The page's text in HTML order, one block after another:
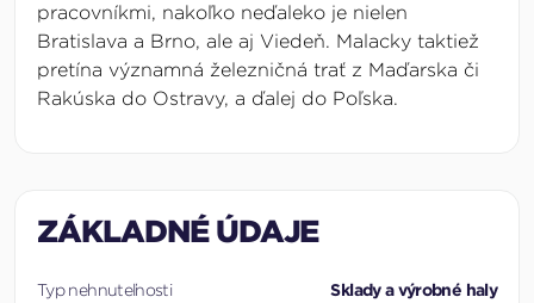
pracovníkmi, nakoľko neďaleko je nielen
Bratislava a Brno, ale aj Viedeň. Malacky taktiež
pretína významná železničná trať z Maďarska či
Rakúska do Ostravy, a ďalej do Poľska.
ZÁKLADNÉ ÚDAJE
Typ nehnuteľnosti Sklady a výrobné haly